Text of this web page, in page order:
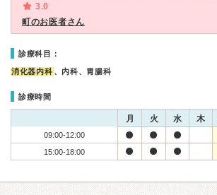
3.0
町のお医者さん
診療科目：
消化器内科 、内科、胃腸科
診療時間
月 火 水 木
09:00-12:00
15:00-18:00